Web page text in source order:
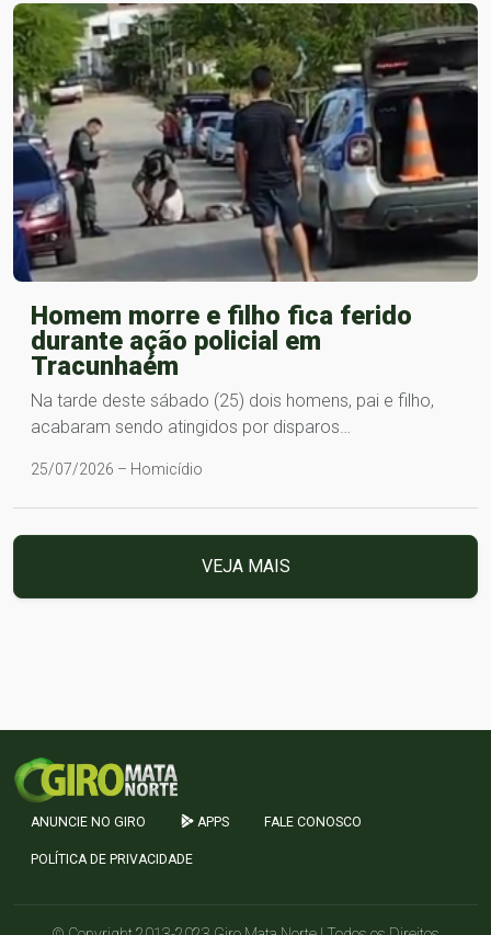
Homem morre e filho fica ferido
durante ação policial em
Tracunhaém
Na tarde deste sábado (25) dois homens, pai e filho,
acabaram sendo atingidos por disparos…
25/07/2026 – Homicídio
VEJA MAIS
ANUNCIE NO GIRO APPS FALE CONOSCO
POLÍTICA DE PRIVACIDADE